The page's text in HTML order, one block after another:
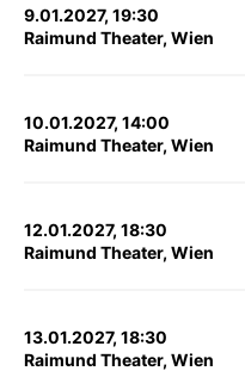
9.01.2027, 19:30
Raimund Theater, Wien
10.01.2027, 14:00
Raimund Theater, Wien
12.01.2027, 18:30
Raimund Theater, Wien
13.01.2027, 18:30
Raimund Theater, Wien